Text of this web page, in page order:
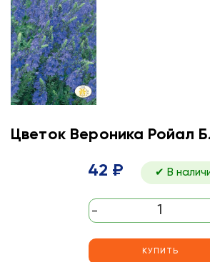
Цветок Вероника Ройал
42 ₽ ✔ В
-
КУПИТЬ